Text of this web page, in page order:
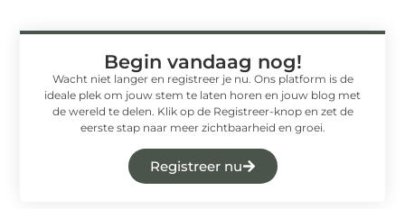
Begin vandaag nog!
Wacht niet langer en registreer je nu. Ons platform is de
ideale plek om jouw stem te laten horen en jouw blog met
de wereld te delen. Klik op de Registreer-knop en zet de
eerste stap naar meer zichtbaarheid en groei.
Registreer nu